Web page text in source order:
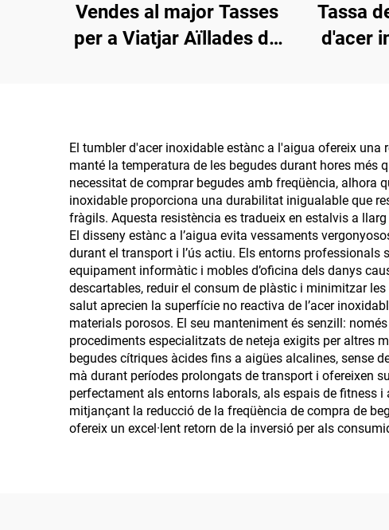
Vendes al major Tasses
per a Viatjar Aïllades de
amb Logotip
Personalitzat
Tassa
d'acer
doble
El tumbler d'acer inoxidable estànc a l'aigua ofereix
manté la temperatura de les begudes durant hores més
necessitat de comprar begudes amb freqüència, alhora
inoxidable proporciona una durabilitat inigualable que
fràgils. Aquesta resistència es tradueix en estalvis a
El disseny estànc a l’aigua evita vessaments
durant el transport i l’ús actiu. Els entorns professionals
equipament informàtic i mobles d’oficina dels danys
descartables, reduir el consum de plàstic i minimitzar
salut aprecien la superfície no reactiva de l’acer
materials porosos. El seu manteniment és senzill:
procediments especialitzats de neteja exigits per altres
begudes cítriques àcides fins a aigües alcalines, sense
mà durant períodes prolongats de transport i ofereixen
perfectament als entorns laborals, als espais de fitness
mitjançant la reducció de la freqüència de compra de
ofereix un excel·lent retorn de la inversió per als